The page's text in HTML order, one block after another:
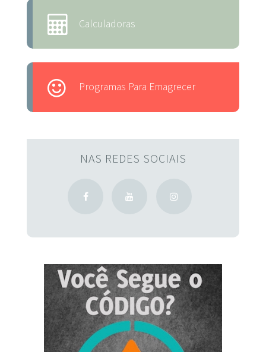
Calculadoras
Programas Para Emagrecer
NAS REDES SOCIAIS